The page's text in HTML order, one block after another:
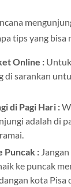
tips yang bisa
Online :Untuk
di sarankan
di Pagi Hari :
adalah di
Puncak :Jangan
ke puncak
kota Pisa